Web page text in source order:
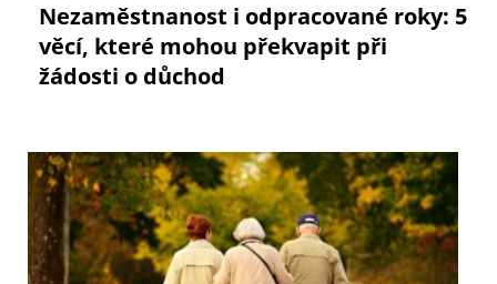
Nezaměstnanost i odpracované roky: 5
věcí, které mohou překvapit při
žádosti o důchod